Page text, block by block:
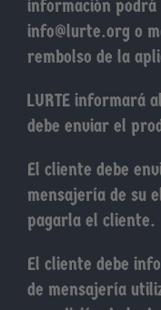
información
info@lurte.org o
rembolso de la
LURTE informará
debe enviar el
El cliente debe
mensajería de su
pagarla el cliente.
El cliente debe
de mensajería